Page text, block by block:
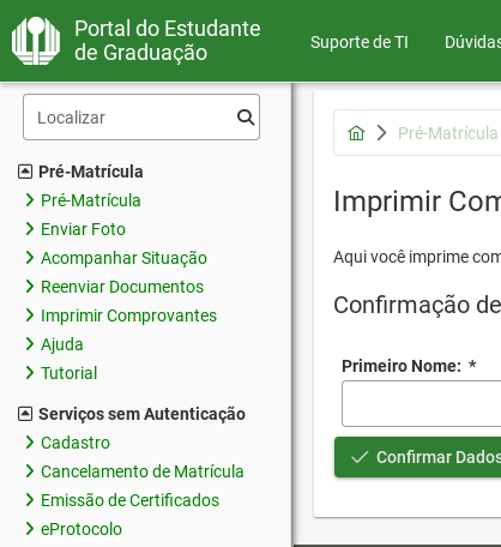
Portal do Estudante
de Graduação
Suporte de TI
Pré-Matrícula
Pré-Matrícula
Enviar Foto
Acompanhar Situação
Reenviar Documentos
Imprimir Comprovantes
Ajuda
Tutorial
Serviços sem Autenticação
Cadastro
Cancelamento de Matrícula
Emissão de Certificados
eProtocolo
Pré-Matrícula
Imprimir
Aqui você imprime
Confirmação
Primeiro Nome: *
Confirmar